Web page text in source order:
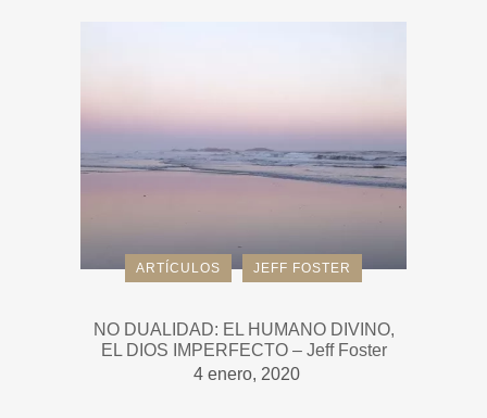
ARTÍCULOS JEFF FOSTER
NO DUALIDAD: EL HUMANO DIVINO,
EL DIOS IMPERFECTO – Jeff Foster
4 enero, 2020